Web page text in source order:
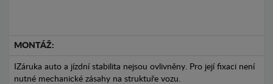
MONTÁŽ:
IZáruka auto a jízdní stabilita nejsou ovlivněny. Pro její fixaci není
nutné mechanické zásahy na struktuře vozu.